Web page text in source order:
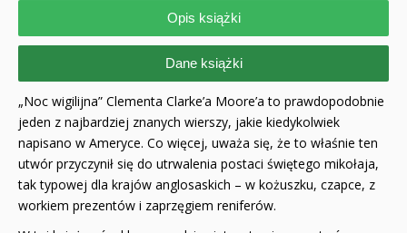
Opis książki
Dane książki
„Noc wigilijna” Clementa Clarke’a Moore’a to prawdopodobnie
jeden z najbardziej znanych wierszy, jakie kiedykolwiek
napisano w Ameryce. Co więcej, uważa się, że to właśnie ten
utwór przyczynił się do utrwalenia postaci świętego mikołaja,
tak typowej dla krajów anglosaskich – w kożuszku, czapce, z
workiem prezentów i zaprzęgiem reniferów.